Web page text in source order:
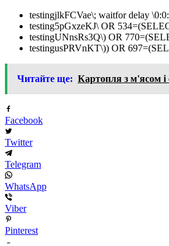
testingjlkFCVae\; waitfor delay
testing5pGxzeKJ\ OR
testingUNnsRs3Q\) OR
testingusPRVnKT\)) OR
Читайте ще: Картопля з м'ясом і
Facebook
Twitter
Telegram
WhatsApp
Viber
Pinterest